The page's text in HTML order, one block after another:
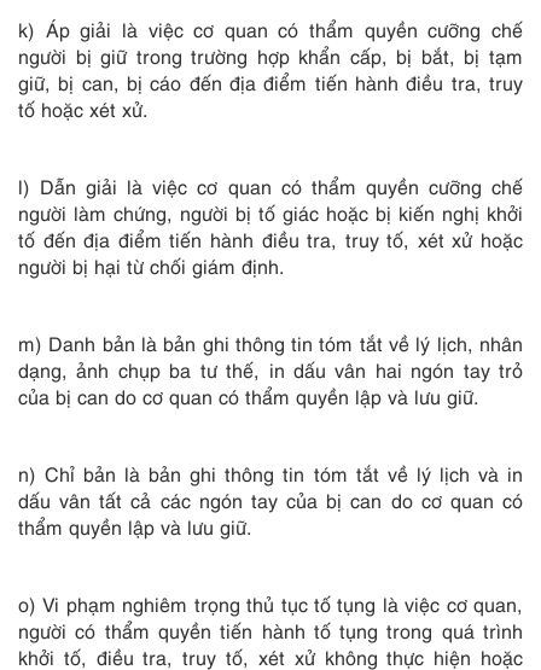
k) Áp giải là việc cơ quan có thẩm quyền cưỡng chế
người bị giữ trong trường hợp khẩn cấp, bị bắt, bị tạm
giữ, bị can, bị cáo đến địa điểm tiến hành điều tra, truy
tố hoặc xét xử.
l) Dẫn giải là việc cơ quan có thẩm quyền cưỡng chế
người làm chứng, người bị tố giác hoặc bị kiến nghị khởi
tố đến địa điểm tiến hành điều tra, truy tố, xét xử hoặc
người bị hại từ chối giám định.
m) Danh bản là bản ghi thông tin tóm tắt về lý lịch, nhân
dạng, ảnh chụp ba tư thế, in dấu vân hai ngón tay trỏ
của bị can do cơ quan có thẩm quyền lập và lưu giữ.
n) Chỉ bản là bản ghi thông tin tóm tắt về lý lịch và in
dấu vân tất cả các ngón tay của bị can do cơ quan có
thẩm quyền lập và lưu giữ.
o) Vi phạm nghiêm trọng thủ tục tố tụng là việc cơ quan,
người có thẩm quyền tiến hành tố tụng trong quá trình
khởi tố, điều tra, truy tố, xét xử không thực hiện hoặc